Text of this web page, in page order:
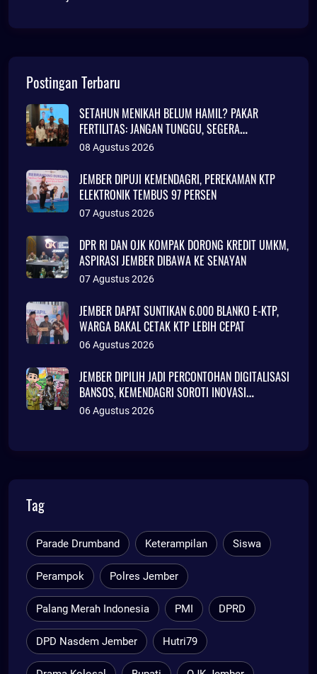
Postingan Terbaru
SETAHUN MENIKAH BELUM HAMIL? PAKAR
FERTILITAS: JANGAN TUNGGU, SEGERA
KONSULTASI
08 Agustus 2026
JEMBER DIPUJI KEMENDAGRI, PEREKAMAN KTP
ELEKTRONIK TEMBUS 97 PERSEN
07 Agustus 2026
DPR RI DAN OJK KOMPAK DORONG KREDIT UMKM,
ASPIRASI JEMBER DIBAWA KE SENAYAN
07 Agustus 2026
JEMBER DAPAT SUNTIKAN 6.000 BLANKO E-KTP,
WARGA BAKAL CETAK KTP LEBIH CEPAT
06 Agustus 2026
JEMBER DIPILIH JADI PERCONTOHAN DIGITALISASI
BANSOS, KEMENDAGRI SOROTI INOVASI
ADMINDUK
06 Agustus 2026
Tag
Parade Drumband Keterampilan Siswa
Perampok Polres Jember
Palang Merah Indonesia PMI DPRD
DPD Nasdem Jember Hutri79